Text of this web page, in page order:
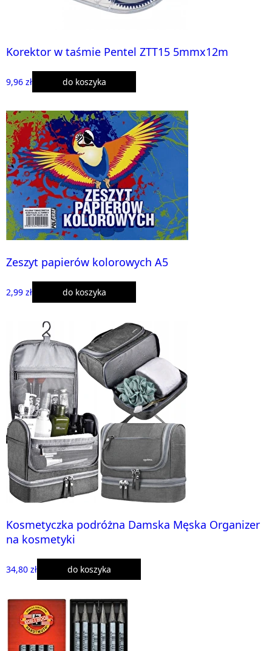
Korektor w taśmie Pentel ZTT15 5mmx12m
9,96 zł do koszyka
Zeszyt papierów kolorowych A5
2,99 zł do koszyka
Kosmetyczka podróżna Damska Męska Organizer
na kosmetyki
34,80 zł do koszyka